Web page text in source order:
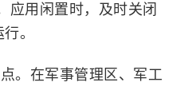
应用闲置时，及时关闭
。
。在军事管理区、军工